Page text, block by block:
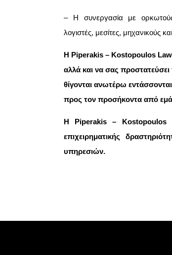
– Η συνεργασία με ορκωτούς
λογιστές, μεσίτες, μηχανικούς
Η Piperakis – Kostopoulos Law
αλλά και να σας
θίγονται ανωτέρω
προς τον προσήκοντα από
Η Piperakis – Kostopoulos
επιχειρηματικής
υπηρεσιών.